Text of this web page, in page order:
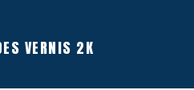
VERNIS 2K